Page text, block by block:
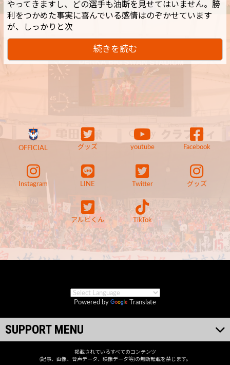
やってきますし、どの選手も油断を見せてはいません。勝
利をつかめた事実に喜んでいる感情はのぞかせています
が、しっかりと次
続きを読む
OFFICIAL グッズ youtube Facebook
Instagram LINE Twitter グッズ
アルビくん TikTok
Powered by Translate
SUPPORT MENU
掲載されているすべてのコンテンツ
(記事、画像、音声データ、映像データ等)の無断転載を禁じます。